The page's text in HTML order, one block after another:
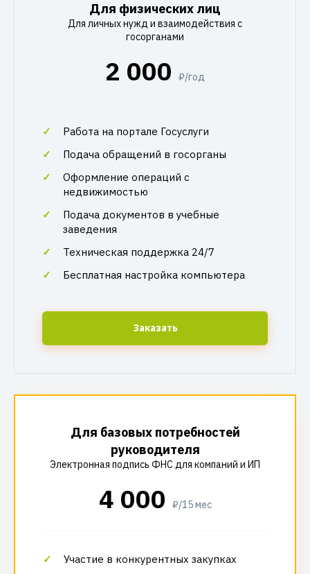
Для физических лиц
Для личных нужд и взаимодействия с
госорганами
2 000 ₽/год
Работа на портале Госуслуги
Подача обращений в госорганы
Оформление операций с
недвижимостью
Подача документов в учебные
заведения
Техническая поддержка 24/7
Бесплатная настройка компьютера
Заказать
Для базовых потребностей
руководителя
Электронная подпись ФНС для компаний и ИП
4 000 ₽/15 мес
Участие в конкурентных закупках